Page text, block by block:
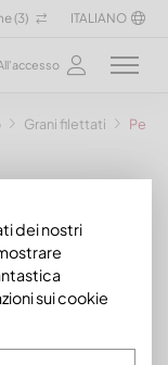
(3) ITALIANO
Grani filettati
dei nostri
sui cookie